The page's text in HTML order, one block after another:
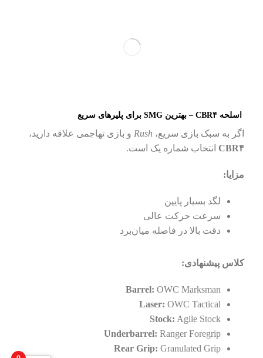
اسلحه CBR۴ – بهترین SMG برای پلیرهای سریع
اگر به سبک بازی سریع، Rush و بازی تهاجمی علاقه دارید،
CBR۴ انتخاب شماره یک است.
مزایا:
لگد بسیار پایین
سرعت حرکت عالی
دقت بالا در فاصله میان‌برد
کلاس پیشنهادی:
Barrel: OWC Marksman
Laser: OWC Tactical
Stock: Agile Stock
Underbarrel: Ranger Foregrip
Rear Grip: Granulated Grip